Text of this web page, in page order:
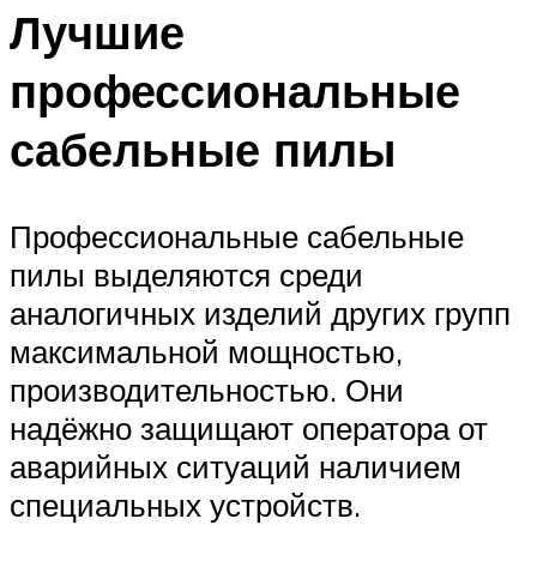
Лучшие
профессиональные
сабельные пилы
Профессиональные сабельные
пилы выделяются среди
аналогичных изделий других групп
максимальной мощностью,
производительностью. Они
надёжно защищают оператора от
аварийных ситуаций наличием
специальных устройств.